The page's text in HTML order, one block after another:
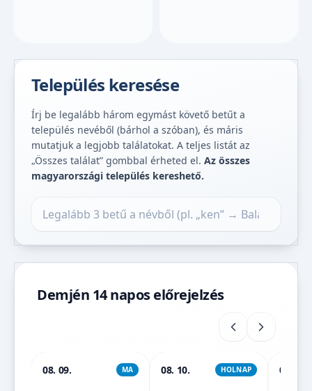
Település keresése
Írj be legalább három egymást követő betűt a
település nevéből (bárhol a szóban), és máris
mutatjuk a legjobb találatokat. A teljes listát az
„Összes találat” gombbal érheted el. Az összes
magyarországi település kereshető.
Demjén 14 napos előrejelzés
08. 09. MA 08. 10. HOLNAP 08. 11.